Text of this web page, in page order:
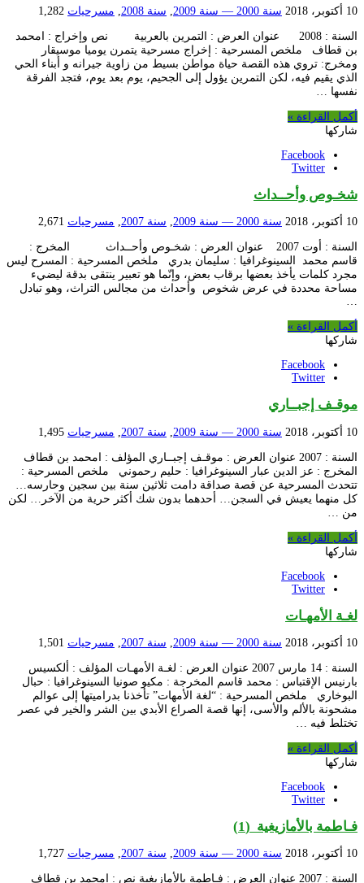
10 أكتوبر، 2018 سنة 2000 — سنة 2009 , سنة 2008 , مسرحيات 1,282
السنة : 2008 عنوان العرض : التمرين بالعربية نص وإخراج : امحمد
بن قطاف ملخص المسرحية : إخراج مسرحية يتمرن يوميا موسيقار
ومخرج: تروي هذه القصة حياة مواطن بسيط من زاوية جيرانه و أبناء الحي
الذي يقيم فيه، لكن التمرين يؤول إلى الجحيم، يوم بعد يوم، فتجد الفرقة
نفسها …
أكمل القراءة »
شاركها
Facebook
Twitter
شخـوص وأحــداث
10 أكتوبر، 2018 سنة 2000 — سنة 2009 , سنة 2007 , مسرحيات 2,671
السنة : أوت 2007 عنوان العرض : شخـوص وأحــداث المخرج :
قاسم محمد السينوغرافيا : سليمان بدري ملخص المسرحية : المسرح ليس
مجرد كلمات يأخذ بعضها برقاب بعض، وإنّما هو تعبير ينتقى بدقة ليضيء
مساحة محددة في عرض شخوص وأحداث من مجالس التراث، وهو تبادل
…
أكمل القراءة »
شاركها
Facebook
Twitter
موقـف إجبــاري
10 أكتوبر، 2018 سنة 2000 — سنة 2009 سنة 2007 مسرحيات 1,495
السنة : 2007 عنوان العرض : موقـف إجبــاري المؤلف : امحمد بن قطاف
المخرج : عز الدين عبار السينوغرافيا : حليم رحموني ملخص المسرحية :
تتحدث المسرحية عن قصة صداقة دامت ثلاثين سنة بين سجين وحارسه…
كل منهما يعيش في السجن… أحدهما بدون شك أكثر حرية من الآخر… لكن
من …
أكمل القراءة »
شاركها
Facebook
Twitter
لغـة الأمهـات
10 أكتوبر، 2018 سنة 2000 — سنة 2009 سنة 2007 مسرحيات 1,501
السنة : 14 مارس 2007 عنوان العرض : لغـة الأمهـات المؤلف : ألكسيس
بارنيس الإقتباس : محمد قاسم المخرجة : مكيو صونيا السينوغرافيا : حبال
البوخاري ملخص المسرحية : “لغة الأمهات” تأخذنا بدراميتها إلى عوالم
مشحونة بالألم والأسى، إنها قصة الصراع الأبدي بين الشر والخير في عصر
تختلط فيه …
أكمل القراءة »
شاركها
Facebook
Twitter
فـاطمة بالأمازيغية (1)
10 أكتوبر، 2018 سنة 2000 — سنة 2009 سنة 2007 مسرحيات 1,727
السنة : 2007 عنوان العرض : فـاطمة بالأمازيغية نص : امحمد بن قطاف